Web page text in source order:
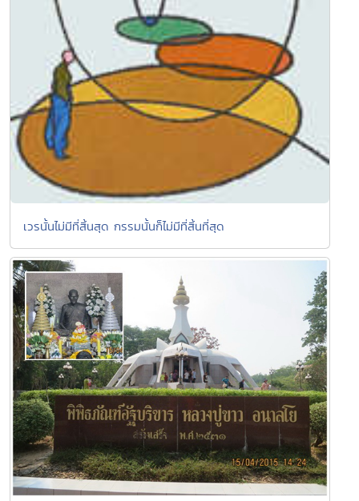
เวรนั้นไม่มีที่สิ้นสุด กรรมนั้นก็ไม่มีที่สิ้นที่สุด